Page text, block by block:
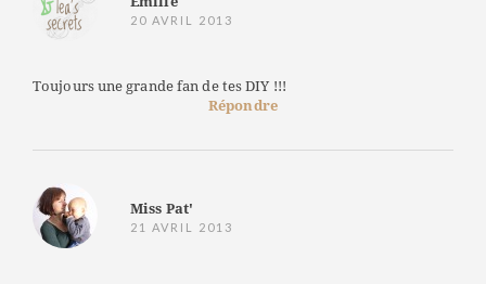
20 AVRIL 2013
Toujours une grande fan de tes DIY !!!
Répondre
Miss Pat'
21 AVRIL 2013